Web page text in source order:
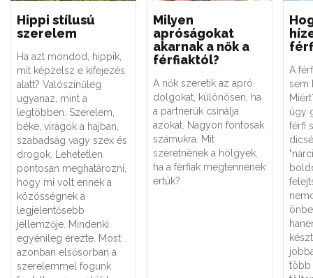
Hippi stílusú
szerelem
Ha azt mondod, hippik,
mit képzelsz e kifejezés
alatt? Valószínűleg
ugyanaz, mint a
legtöbben. Szerelem,
béke, virágok a hajban,
szabadság vagy szex és
drogok. Lehetetlen
pontosan meghatározni,
hogy mi volt ennek a
közösségnek a
legjelentősebb
jellemzője. Mindenki
egyénileg érezte. Most
azonban elsősorban a
szerelemmel fogunk
Milyen
apróságokat
akarnak a nők a
férfiaktól?
A nők szeretik az apró
dolgokat, különösen, ha
a partnerük csinálja
azokat. Nagyon fontosak
számukra. Mit
szeretnének a hölgyek,
ha a férfiak megtennének
értük?
A
sem
úgy
férfi
több